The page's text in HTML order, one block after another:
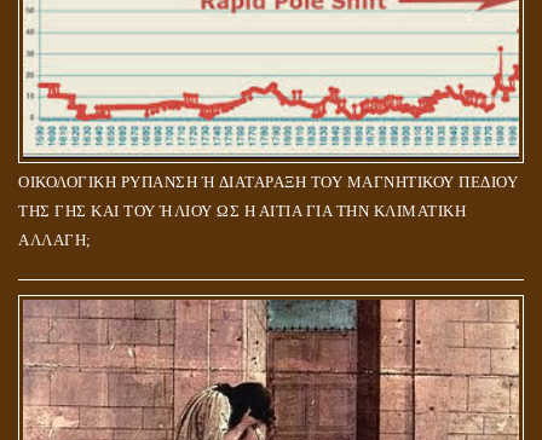
ΟΙΚΟΛΟΓΙΚΗ ΡΥΠΑΝΣΗ Ή ΔΙΑΤΑΡΑΞΗ ΤΟΥ ΜΑΓΝΗΤΙΚΟΥ ΠΕΔΙΟΥ
ΤΗΣ ΓΗΣ ΚΑΙ ΤΟΥ ΉΛΙΟΥ ΩΣ Η ΑΙΤΙΑ ΓΙΑ ΤΗΝ ΚΛΙΜΑΤΙΚΗ
ΑΛΛΑΓΗ;